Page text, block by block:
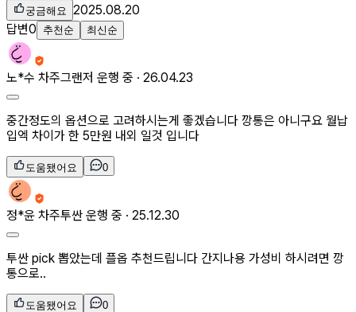
궁금해요 2025.08.20
답변0 추천순 최신순
노*수 차주그랜저 운행 중 · 26.04.23
중간정도의 옵션으로 고려하시는게 좋겠습니다 깡통은 아니구요 월납
입엑 차이가 한 5만원 내외 일것 입니다
도움됐어요 0
정*윤 차주투싼 운행 중 · 25.12.30
투싼 pick 뽑았는데 플옵 추천드립니다 간지나용 가성비 하시려면 깡
통으로..
도움됐어요 0